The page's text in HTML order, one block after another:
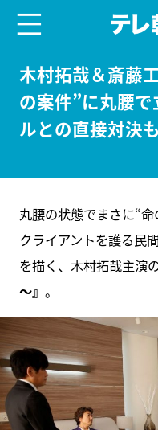
木村拓哉＆斎藤
の案件”に丸腰
ルとの直接対決も
丸腰の状態でまさに“
クライアントを護る民
を描く、木村拓哉主演
～』 。